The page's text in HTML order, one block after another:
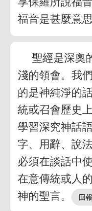
福音是甚麼意思
聖經是深奧
淺的領會。我
的是神純淨的
統或召會歷史
學習深究神話
字、用辭、說
必須在談話中
在意傳統或人
神的聖言。